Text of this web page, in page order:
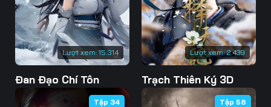
76 77 78
79 80 81
82 83 84
85 86 87
Lượt xem: 15.314
Đan Đạo Chí Tôn
Lượt xem:2.439
Trạch Thiên Ký 3D
Tập 34 Tập 58